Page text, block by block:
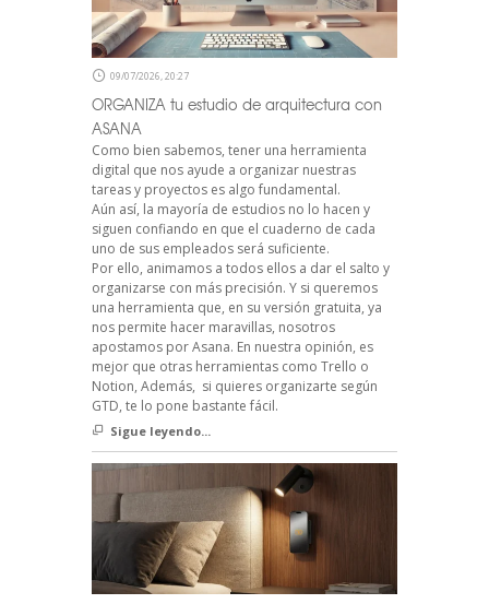
09/07/2026, 20:27
ORGANIZA tu estudio de arquitectura con
ASANA
Como bien sabemos, tener una herramienta
digital que nos ayude a organizar nuestras
tareas y proyectos es algo fundamental.
Aún así, la mayoría de estudios no lo hacen y
siguen confiando en que el cuaderno de cada
uno de sus empleados será suficiente.
Por ello, animamos a todos ellos a dar el salto y
organizarse con más precisión. Y si queremos
una herramienta que, en su versión gratuita, ya
nos permite hacer maravillas, nosotros
apostamos por Asana. En nuestra opinión, es
mejor que otras herramientas como Trello o
Notion, Además, si quieres organizarte según
GTD, te lo pone bastante fácil.
Sigue leyendo...